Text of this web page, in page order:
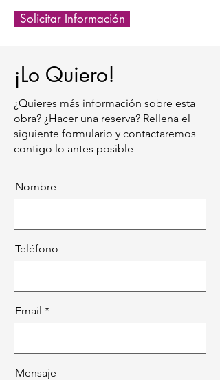
Solicitar Información
¡Lo Quiero!
¿Quieres más información sobre esta
obra? ¿Hacer una reserva? Rellena el
siguiente formulario y contactaremos
contigo lo antes posible
Nombre
Teléfono
Email
Mensaje